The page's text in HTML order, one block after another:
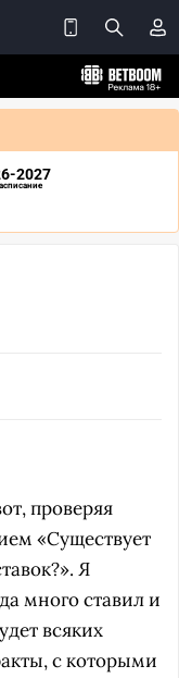
2027
проверяя
«Существует
Я
много ставил и
всяких
с которыми